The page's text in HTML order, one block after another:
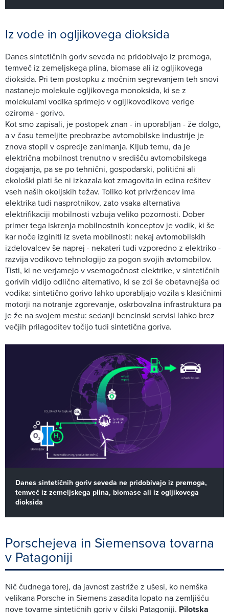
Iz vode in ogljikovega dioksida
Danes sintetičnih goriv seveda ne pridobivajo iz premoga,
temveč iz zemeljskega plina, biomase ali iz ogljikovega
dioksida. Pri tem postopku z močnim segrevanjem teh snovi
nastanejo molekule ogljikovega monoksida, ki se z
molekulami vodika sprimejo v ogljikovodikove verige
oziroma - gorivo.
Kot smo zapisali, je postopek znan - in uporabljan - že dolgo,
a v času temeljite preobrazbe avtomobilske industrije je
znova stopil v ospredje zanimanja. Kljub temu, da je
električna mobilnost trenutno v središču avtomobilskega
dogajanja, pa se po tehnični, gospodarski, politični ali
ekološki plati še ni izkazala kot zmagovita in edina rešitev
vseh naših okoljskih težav. Toliko kot privržencev ima
elektrika tudi nasprotnikov, zato vsaka alternativa
elektrifikaciji mobilnosti vzbuja veliko pozornosti. Dober
primer tega iskrenja mobilnostnih konceptov je vodik, ki še
kar noče izginiti iz sveta mobilnosti: nekaj avtomobilskih
izdelovalcev še naprej - nekateri tudi vzporedno z elektriko -
razvija vodikovo tehnologijo za pogon svojih avtomobilov.
Tisti, ki ne verjamejo v vsemogočnost elektrike, v sintetičnih
gorivih vidijo odlično alternativo, ki se zdi še obetavnejša od
vodika: sintetično gorivo lahko uporabljajo vozila s klasičnimi
motorji na notranje zgorevanje, oskrbovalna infrastruktura pa
je že na svojem mestu: sedanji bencinski servisi lahko brez
večjih prilagoditev točijo tudi sintetična goriva.
Danes sintetičnih goriv seveda ne pridobivajo iz premoga,
temveč iz zemeljskega plina, biomase ali iz ogljikovega
dioksida
Porschejeva in Siemensova tovarna
v Patagoniji
Nič čudnega torej, da javnost zastriže z ušesi, ko nemška
velikana Porsche in Siemens zasadita lopato na zemljišču
nove tovarne sintetičnih goriv v čilski Patagoniji. Pilotska